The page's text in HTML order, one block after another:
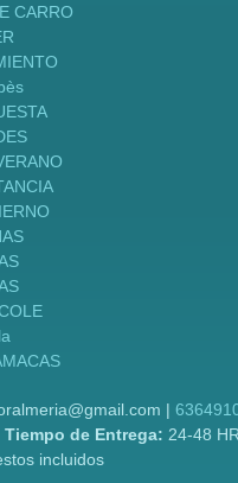
CARRO
|
Tiempo de Entrega: 24-48
incluidos